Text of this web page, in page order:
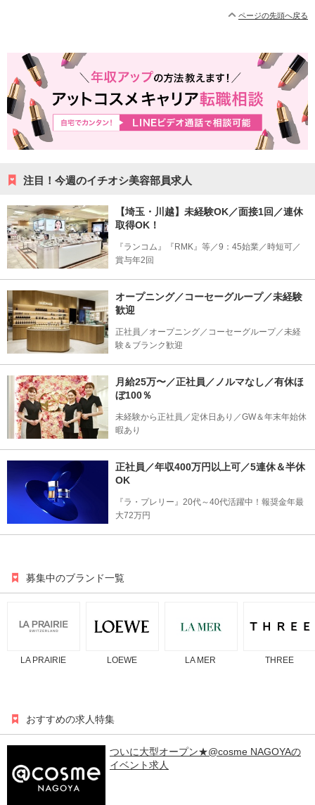
ページの先頭へ戻る
注目！今週のイチオシ美容部員求人
【埼玉・川越】未経験OK／面接1回／連休
取得OK！
『ランコム』『RMK』等／9：45始業／時短可／
賞与年2回
オープニング／コーセーグループ／未経験
歓迎
正社員／オープニング／コーセーグループ／未経
験＆ブランク歓迎
月給25万〜／正社員／ノルマなし／有休ほ
ぼ100％
未経験から正社員／定休日あり／GW＆年末年始休
暇あり
正社員／年収400万円以上可／5連休＆半休
OK
『ラ・プレリー』20代～40代活躍中！報奨金年最
大72万円
募集中のブランド一覧
LA PRAIRIE LOEWE LA MER THREE
おすすめの求人特集
ついに大型オープン★@cosme NAGOYAの
イベント求人